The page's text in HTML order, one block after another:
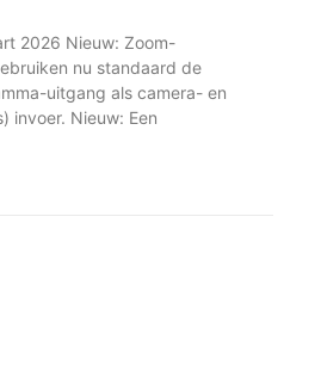
2026 Nieuw: Zoom-
nu standaard de
uitgang als camera- en
invoer. Nieuw: Een